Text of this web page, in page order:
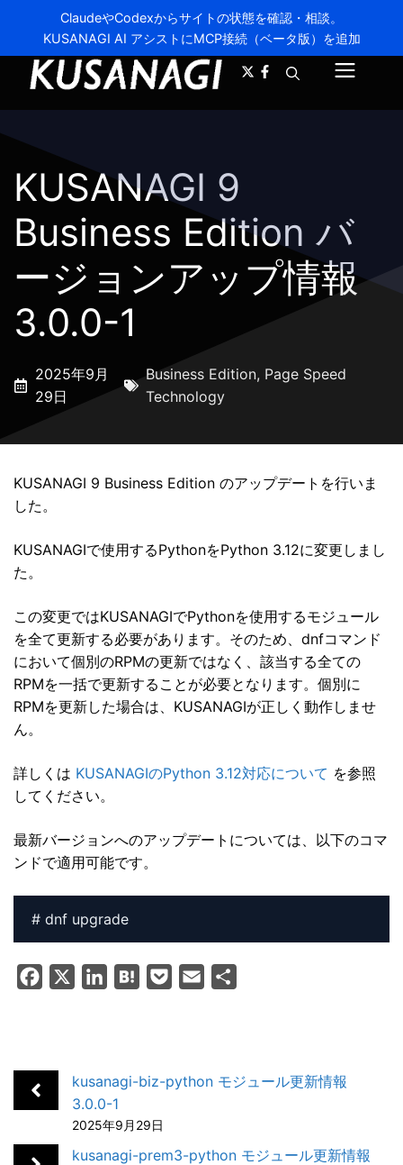
ClaudeやCodexからサイトの状態を確認・相談。
KUSANAGI AI アシストにMCP接続（ベータ版）を追加
ニ
KUSANAGI 9
Business Edition バ
ージョンアップ情報
3.0.0-1
2025年9月
29日
Business Edition, Page Speed
Technology
KUSANAGI 9 Business Edition のアップデートを行いま
した。
KUSANAGIで使用するPythonをPython 3.12に変更しまし
た。
この変更ではKUSANAGIでPythonを使用するモジュール
を全て更新する必要があります。そのため、dnfコマンド
において個別のRPMの更新ではなく、該当する全ての
RPMを一括で更新することが必要となります。個別に
RPMを更新した場合は、KUSANAGIが正しく動作しませ
ん。
詳しくは KUSANAGIのPython 3.12対応について を参照
してください。
最新バージョンへのアップデートについては、以下のコマ
ンドで適用可能です。
# dnf upgrade
e
d
I
n
n
e
l
kusanagi-biz-python モジュール更新情報
3.0.0-1
2025年9月29日
kusanagi-prem3-python モジュール更新情報
A- A+